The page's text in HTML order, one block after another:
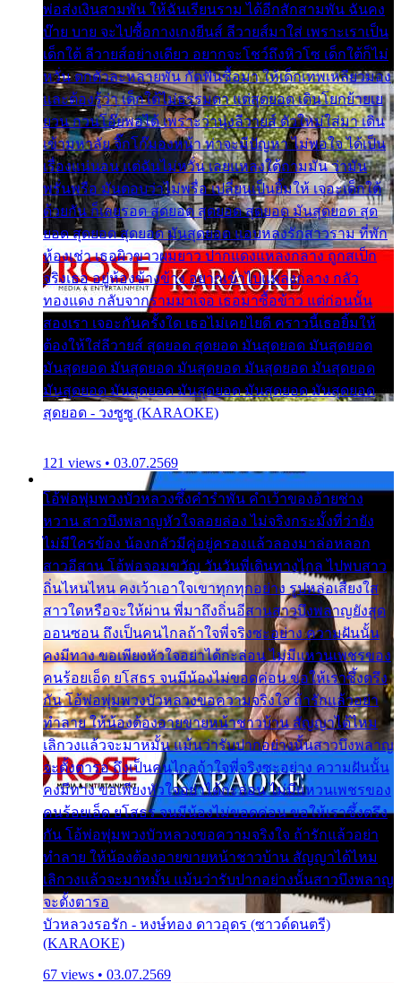
พ่อส่งเงินสามพัน ให้ฉันเรียนราม ได้อีกสักสามพัน ฉันคง
บ๊าย บาย จะไปซื้อกางเกงยีนส์ ลีวายส์มาใส่ เพราะเราเป็น
เด็กใต้ ลีวายส์อย่างเดียว อยากจะโชว์ถึงหิวโซ เด็กใต้ก็ไม่
หวั่น ตกตัวละหลายพัน กัดฟันซื้อมา ให้เด็กเทพเหลียวมอง
และต้องรู้ว่า เด็กใต้ไม่ธรรมดา แต่สุดยอด เดินโยกย้ายเย
ยวน กวนโอ๊ยพอได้ เพราะว่านุ่งลีวายส์ ตัวใหม่ใส่มา เดิน
เข้ามหาลัย จิ๊กโก๊มองหน้า ท่าจะมีปัญหา ไม่พอใจ ได้เป็น
เรื่องแน่นอน แต่ฉันไม่หวั่น เลยแหลงใต้ถามมัน ว่ามัน
พรั่นพรือ มันตอบว่าไม่พรื่อ เปลี่ยนเป็นยิ้มให้ เจอะเด็กใต้
ด้วยกัน ก็เลยรอด สุดยอด สุดยอด สุดยอด มันสุดยอด สุด
ยอด สุดยอด สุดยอด มันสุดยอด แอบหลงรักสาวราม ที่พัก
ห้องเช่า เธอผิวขาวผมยาว ปากแดงแหลงกลาง ถูกสเป็ก
จริงเธอ อยู่ห้องข้างข้าง อยากเข้าไปแหลงกลาง กลัว
ทองแดง กลับจากรามมาเจอ เธอมาซื้อข้าว แต่ก่อนนั้น
สองเรา เจอะกันครั้งใด เธอไม่เคยไยดี คราวนี้เธอยิ้มให้
ต้องให้ใส่ลีวายส์ สุดยอด สุดยอด มันสุดยอด มันสุดยอด
มันสุดยอด มันสุดยอด มันสุดยอด มันสุดยอด มันสุดยอด
มันสุดยอด มันสุดยอด มันสุดยอด มันสุดยอด มันสุดยอด
สุดยอด - วงซูซู (KARAOKE)
121 views • 03.07.2569
โอ้พ่อพุ่มพวงบัวหลวงซึ้งคำรำพัน คำเว้าของอ้ายช่าง
หวาน สาวบึงพลาญหัวใจลอยล่อง ไม่จริงกระมั้งที่ว่ายัง
ไม่มีใครข้อง น้องกลัวมีคู่อยู่ครองแล้วลองมาล่อหลอก
สาวอีสาน โอ้พ่อจอมขวัญ วันวันพี่เดินทางไกล ไปพบสาว
ถิ่นไหนไหน คงเว้าเอาใจเขาทุกทุกอย่าง รูปหล่อเสียงใส
สาวใดหรือจะให้ผ่าน พี่มาถึงถิ่นอีสานสาวบึงพลาญยังสุด
ออนซอน ถึงเป็นคนไกลถ้าใจพี่จริงซะอย่าง ความฝันนั้น
คงมีทาง ขอเพียงหัวใจอย่าได้กะล่อน ไม่มีแหวนเพชรของ
คนร้อยเอ็ด ยโสธร จนมีน้องไม่ขอดค่อน ขอให้เราซึ้งตรึง
กัน โอ้พ่อพุ่มพวงบัวหลวงขอความจริงใจ ถ้ารักแล้วอย่า
ทำลาย ให้น้องต้องอายขายหน้าชาวบ้าน สัญญาได้ไหม
เลิกวงแล้วจะมาหมั้น แม้นว่ารับปากอย่างนั้นสาวบึงพลาญ
จะตั้งตารอ ถึงเป็นคนไกลถ้าใจพี่จริงซะอย่าง ความฝันนั้น
คงมีทาง ขอเพียงหัวใจอย่าได้กะล่อน ไม่มีแหวนเพชรของ
คนร้อยเอ็ด ยโสธร จนมีน้องไม่ขอดค่อน ขอให้เราซึ้งตรึง
กัน โอ้พ่อพุ่มพวงบัวหลวงขอความจริงใจ ถ้ารักแล้วอย่า
ทำลาย ให้น้องต้องอายขายหน้าชาวบ้าน สัญญาได้ไหม
เลิกวงแล้วจะมาหมั้น แม้นว่ารับปากอย่างนั้นสาวบึงพลาญ
จะตั้งตารอ
บัวหลวงรอรัก - หงษ์ทอง ดาวอุดร (ซาวด์ดนตรี)
(KARAOKE)
67 views • 03.07.2569